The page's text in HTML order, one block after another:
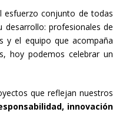
esfuerzo conjunto de todas
desarrollo: profesionales de
y el equipo que acompaña
hoy podemos celebrar un
que reflejan nuestros
innovación